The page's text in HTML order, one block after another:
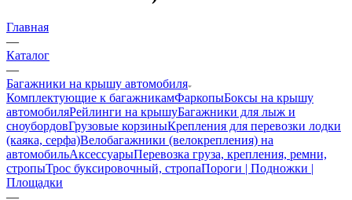
Главная
—
Каталог
—
Багажники на крышу автомобиля
Комплектующие к багажникамФаркопыБоксы на крышу
автомобиляРейлинги на крышуБагажники для лыж и
сноубордовГрузовые корзиныКрепления для перевозки лодки
(каяка, серфа)Велобагажники (велокрепления) на
автомобильАксессуарыПеревозка груза, крепления, ремни,
стропыТрос буксировочный, стропаПороги | Подножки |
Площадки
—